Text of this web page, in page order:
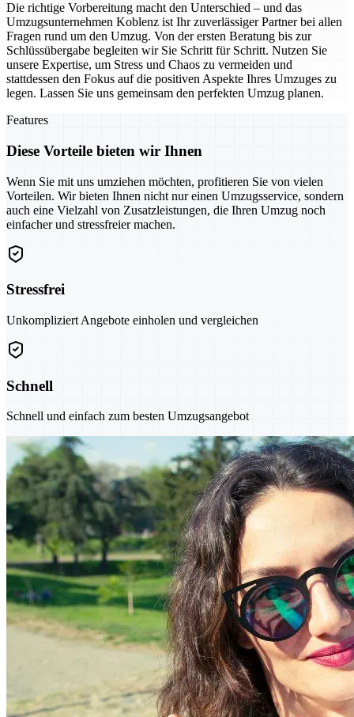
Die richtige Vorbereitung macht den Unterschied – und das
Umzugsunternehmen Koblenz ist Ihr zuverlässiger Partner bei allen
Fragen rund um den Umzug. Von der ersten Beratung bis zur
Schlüssübergabe begleiten wir Sie Schritt für Schritt. Nutzen Sie
unsere Expertise, um Stress und Chaos zu vermeiden und
stattdessen den Fokus auf die positiven Aspekte Ihres Umzuges zu
legen. Lassen Sie uns gemeinsam den perfekten Umzug planen.
Features
Diese Vorteile bieten wir Ihnen
Wenn Sie mit uns umziehen möchten, profitieren Sie von vielen
Vorteilen. Wir bieten Ihnen nicht nur einen Umzugsservice, sondern
auch eine Vielzahl von Zusatzleistungen, die Ihren Umzug noch
einfacher und stressfreier machen.
Stressfrei
Unkompliziert Angebote einholen und vergleichen
Schnell
Schnell und einfach zum besten Umzugsangebot